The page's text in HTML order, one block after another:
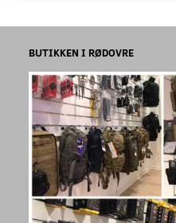
BUTIKKEN I RØDOVRE